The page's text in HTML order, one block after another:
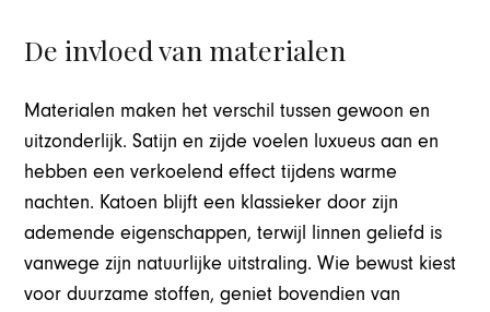
De invloed van materialen
Materialen maken het verschil tussen gewoon en
uitzonderlijk. Satijn en zijde voelen luxueus aan en
hebben een verkoelend effect tijdens warme
nachten. Katoen blijft een klassieker door zijn
ademende eigenschappen, terwijl linnen geliefd is
vanwege zijn natuurlijke uitstraling. Wie bewust kiest
voor duurzame stoffen, geniet bovendien van